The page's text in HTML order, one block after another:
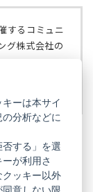
するコミュニ
グ株式会社の
ーは本サイ
分析などに
する」を選
が利用さ
ッキー以外
意しない限